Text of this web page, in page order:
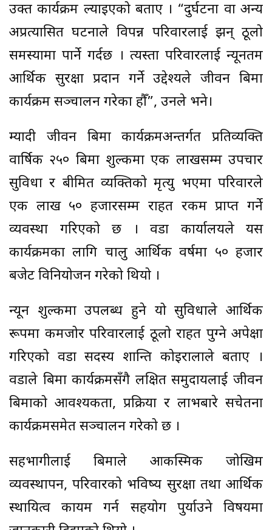
उक्त कार्यक्रम ल्याइएको बताए । “दुर्घटना वा अन्य
अप्रत्यासित घटनाले विपन्न परिवारलाई झन् ठूलो
समस्यामा पार्ने गर्दछ । त्यस्ता परिवारलाई न्यूनतम
आर्थिक सुरक्षा प्रदान गर्ने उद्देश्यले जीवन बिमा
कार्यक्रम सञ्चालन गरेका हौँ”, उनले भने।
म्यादी जीवन बिमा कार्यक्रमअन्तर्गत प्रतिव्यक्ति
वार्षिक २५० बिमा शुल्कमा एक लाखसम्म उपचार
सुविधा र बीमित व्यक्तिको मृत्यु भएमा परिवारले
एक लाख ५० हजारसम्म राहत रकम प्राप्त गर्ने
व्यवस्था गरिएको छ । वडा कार्यालयले यस
कार्यक्रमका लागि चालु आर्थिक वर्षमा ५० हजार
बजेट विनियोजन गरेको थियो ।
न्यून शुल्कमा उपलब्ध हुने यो सुविधाले आर्थिक
रूपमा कमजोर परिवारलाई ठूलो राहत पुग्ने अपेक्षा
गरिएको वडा सदस्य शान्ति कोइरालाले बताए ।
वडाले बिमा कार्यक्रमसँगै लक्षित समुदायलाई जीवन
बिमाको आवश्यकता, प्रक्रिया र लाभबारे सचेतना
कार्यक्रमसमेत सञ्चालन गरेको छ ।
सहभागीलाई बिमाले आकस्मिक जोखिम
व्यवस्थापन, परिवारको भविष्य सुरक्षा तथा आर्थिक
स्थायित्व कायम गर्न सहयोग पुर्याउने विषयमा